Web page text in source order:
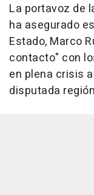
La portavoz de
ha asegurado
Estado, Marco
contacto" con
en plena crisis
disputada